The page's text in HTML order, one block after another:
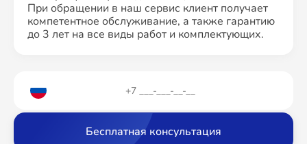
При обращении в наш сервис клиент получает
компетентное обслуживание, а также гарантию
до 3 лет на все виды работ и комплектующих.
Бесплатная консультация